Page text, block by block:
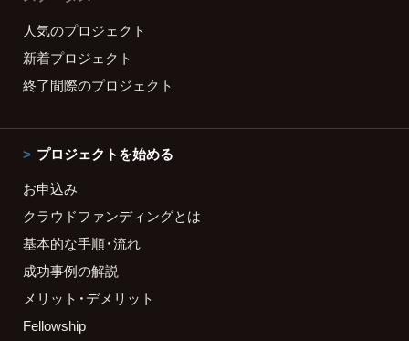
人気のプロジェクト
新着プロジェクト
終了間際のプロジェクト
プロジェクトを始める
お申込み
クラウドファンディングとは
基本的な手順・流れ
成功事例の解説
メリット・デメリット
Fellowship